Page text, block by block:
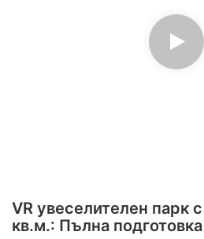
VR увеселителен парк
кв.м.: Пълна